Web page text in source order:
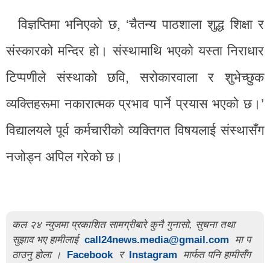
विज्ञप्तिमा भनिएको छ, ‘चैतन्य पाठशाला शुद्ध शिक्षा र
संस्कारको मन्दिर हो। संस्थामाथि भएको यस्ता निराधार
टिप्पणीले संस्थाको छवि, सरोकारवाला र शुभेच्छुक
व्यक्तिहरूमा नकारात्मक प्रभाव पार्ने प्रयास भएको छ।’
विद्यालयले पूर्व कर्मचारीको व्यक्तिगत विषयलाई संस्थासँग
नजोड्न अपिल गरेको छ।
कल २४ न्युजमा प्रकाशित सामग्रीबारे कुनै गुनासो, सुचना तथा
सुझाव भए हामीलाई call24news.media@gmail.com
मा प
ठाउनु होला ।
Facebook र Instagram
मार्फत पनि हामीसँग